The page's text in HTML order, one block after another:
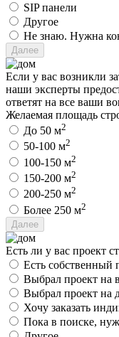
SIP панели
Другое
Не знаю. Нужна
Если у вас возникли
наши эксперты
ответят на все ваши
Желаемая площадь
До 50 м2
50-100 м2
100-150 м2
150-200 м2
200-250 м2
Более 250 м2
Есть ли у вас проект
Есть собственный
Выбрал проект на
Выбрал проект на
Хочу заказать
Пока в поиске,